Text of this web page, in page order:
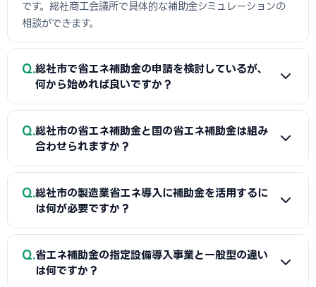
です。総社商工会議所で具体的な補助金シミュレーションの
相談ができます。
Q 総社市で省エネ補助金の申請を検討しているが、
何から始めれば良いですか？
A
まずは省エネ診断（無料または費用補助あり）を受けて
エネルギー使用状況を把握することが第一歩です。次に総社
用について相談し、GビズIDプライムの取得（2〜3週間必
要）を並行して進めましょう。公募スケジュールに合わせた準
備が採択への近道です。
Q 総社市の省エネ補助金と国の省エネ補助金は組み
合わせられますか？
A
経費項目が重複しなければ総社市（または都道府県）の省
エネ補助金と国のSII補助金の併用が可能です。例えば太陽光
る組み合わせが一般的です。総社商工会議所で最適な経費配
分の事前確認をお勧めします。
Q 総社市の製造業省エネ導入に補助金を活用するに
は何が必要ですか？
A
省エネ補助金（SII類型）の申請に必要な基本書類は、G
ビズIDプライム・省エネ計算書（現状比較）・設備メーカー
Q 省エネ補助金の指定設備導入事業と一般型の違い
は何ですか？